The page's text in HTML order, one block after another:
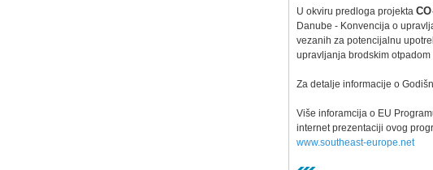
U okviru predloga projekta
Danube - Konvencija o
vezanih za potencijalnu
upravljanja brodskim
Za detalje informacije o
Više inforamcija o EU
internet prezentaciji ovog
www.southeast-europe.net